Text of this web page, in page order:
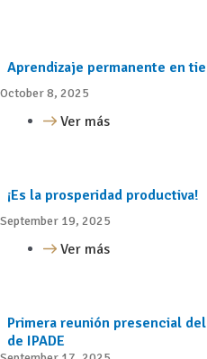
Aprendizaje permanente en
October 8, 2025
Ver más
¡Es la prosperidad productiva!
September 19, 2025
Ver más
Primera reunión presencial
de IPADE